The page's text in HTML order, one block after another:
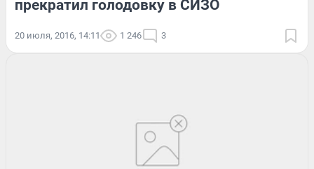
прекратил голодовку в СИЗО
20 июля, 2016, 14:11 1 246 3